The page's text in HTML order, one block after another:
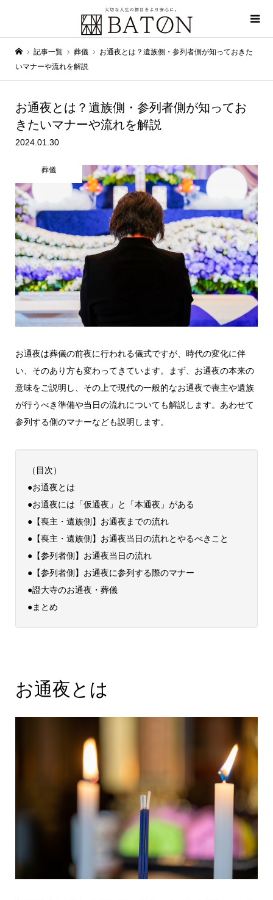
記事一覧 葬儀
お通夜とは？遺族側・参列者側が知っておきた
いマナーや流れを解説
お通夜とは？遺族側・参列者側が知ってお
きたいマナーや流れを解説
2024.01.30
葬儀
お通夜は葬儀の前夜に行われる儀式ですが、時代の変化に伴
い、そのあり方も変わってきています。まず、お通夜の本来の
意味をご説明し、その上で現代の一般的なお通夜で喪主や遺族
が行うべき準備や当日の流れについても解説します。あわせて
参列する側のマナーなども説明します。
（目次）
●お通夜とは
●お通夜には「仮通夜」と「本通夜」がある
●【喪主・遺族側】お通夜までの流れ
●【喪主・遺族側】お通夜当日の流れとやるべきこと
●【参列者側】お通夜当日の流れ
●【参列者側】お通夜に参列する際のマナー
●證大寺のお通夜・葬儀
●まとめ
お通夜とは